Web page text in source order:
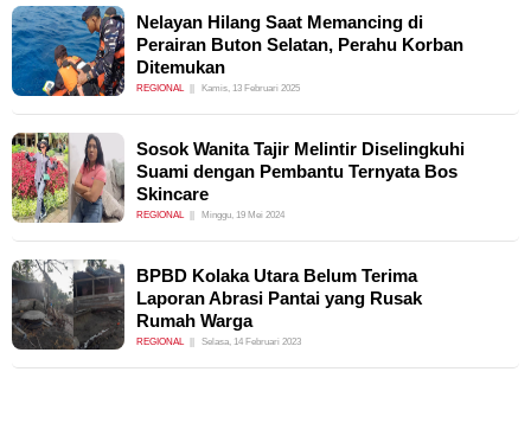
Nelayan Hilang Saat Memancing di
Perairan Buton Selatan, Perahu Korban
Ditemukan
REGIONAL Kamis, 13 Februari 2025
Sosok Wanita Tajir Melintir Diselingkuhi
Suami dengan Pembantu Ternyata Bos
Skincare
REGIONAL Minggu, 19 Mei 2024
BPBD Kolaka Utara Belum Terima
Laporan Abrasi Pantai yang Rusak
Rumah Warga
REGIONAL Selasa, 14 Februari 2023